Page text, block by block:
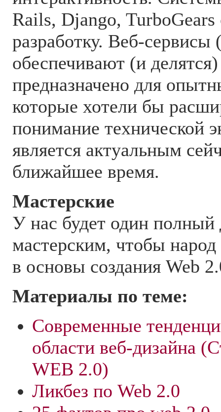
Rails, Django, TurboGears
разработку. Веб-сервисы
обеспечивают (и
предназначено для
которые хотели бы
понимание технической
является актуальным
ближайшее время.
Мастерские
У нас будет один
мастерским, чтобы
в основы создания Web
Материалы по теме:
Современные
области веб-дизайна
WEB 2.0)
Ликбез по Web 2.0